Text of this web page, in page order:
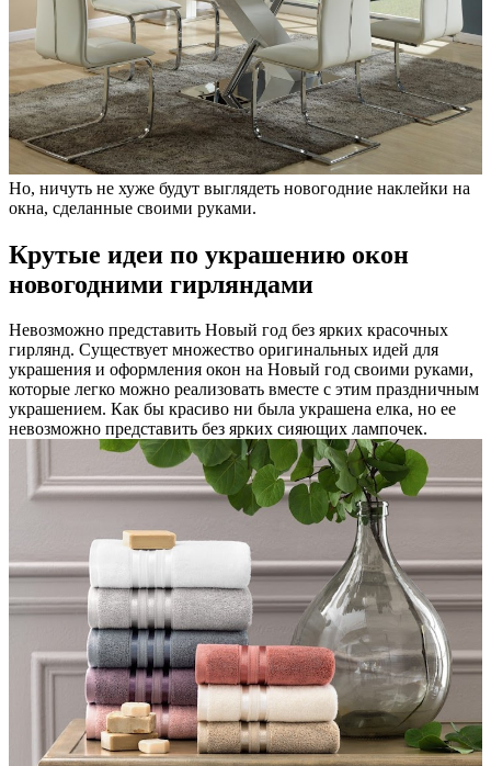
Но, ничуть не хуже будут выглядеть новогодние наклейки на
окна, сделанные своими руками.
Крутые идеи по украшению окон
новогодними гирляндами
Невозможно представить Новый год без ярких красочных
гирлянд. Существует множество оригинальных идей для
украшения и оформления окон на Новый год своими руками,
которые легко можно реализовать вместе с этим праздничным
украшением. Как бы красиво ни была украшена елка, но ее
невозможно представить без ярких сияющих лампочек.